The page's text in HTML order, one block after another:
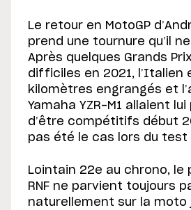
Le retour en MotoGP
prend une tournure qu’il
Après quelques Grands Prix
difficiles en 2021, l’Italien
kilomètres engrangés et
Yamaha YZR-M1 allaient
d’être compétitifs début
pas été le cas lors du test
Lointain 22e au chrono, le
RNF ne parvient toujours
naturellement sur la moto